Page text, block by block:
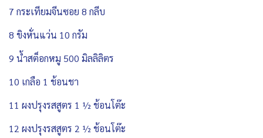
7 กระเทียมจีนซอย 8 กลีบ
8 ขิงหั่นแว่น 10 กรัม
9 น้ำสต็อกหมู 500 มิลลิลิตร
10 เกลือ 1 ช้อนชา
11 ผงปรุงรสสูตร 1 ½ ช้อนโต๊ะ
12 ผงปรุงรสสูตร 2 ½ ช้อนโต๊ะ